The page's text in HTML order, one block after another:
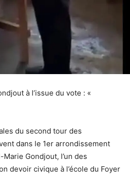
à l’issue du vote : «
du second tour des
dans le 1er arrondissement
Gondjout, l’un des
devoir civique à l’école du Foyer